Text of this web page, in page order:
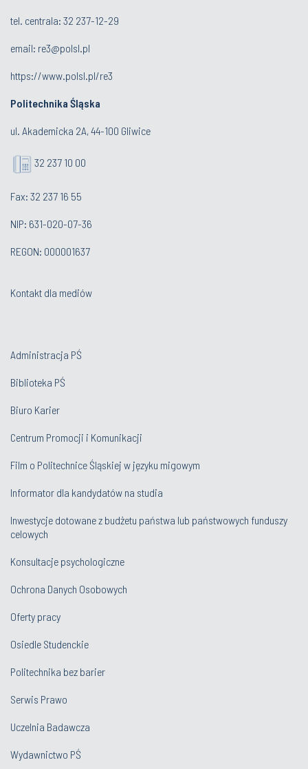
tel. centrala: 32 237-12-29
email: re3@polsl.pl
https://www.polsl.pl/re3
Politechnika Śląska
ul. Akademicka 2A, 44-100 Gliwice
32 237 10 00
Fax: 32 237 16 55
NIP: 631-020-07-36
REGON: 000001637
Kontakt dla mediów
Administracja PŚ
Biblioteka PŚ
Biuro Karier
Centrum Promocji i Komunikacji
Film o Politechnice Śląskiej w języku migowym
Informator dla kandydatów na studia
Inwestycje dotowane z budżetu państwa lub państwowych funduszy
celowych
Konsultacje psychologiczne
Ochrona Danych Osobowych
Oferty pracy
Osiedle Studenckie
Politechnika bez barier
Serwis Prawo
Uczelnia Badawcza
Wydawnictwo PŚ